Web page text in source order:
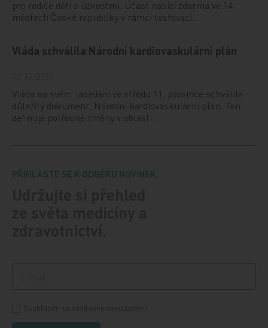
pro rodiče dětí s úzkostmi. Účast nabízí zdarma ve 14
městech České republiky v rámci testovací…
Vláda schválila Národní kardiovaskulární plán
Vláda na svém zasedání ve středu 11. prosince schválila
důležitý dokument, Národní kardiovaskulární plán. Ten
definuje potřebné změny v oblasti…
PŘIHLASTE SE K ODBĚRU NOVINEK.